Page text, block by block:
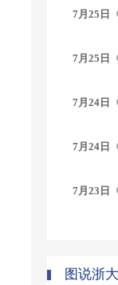
7月25日
7月25日
7月24日
7月24日
7月23日
图说浙大